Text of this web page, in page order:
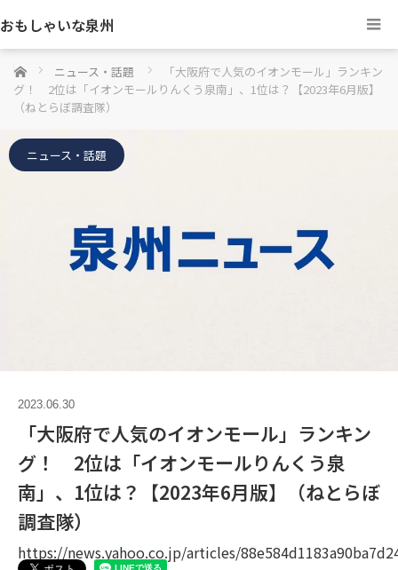
おもしゃいな泉州
ホーム ニュース・話題
「大阪府で人気のイオンモール」ランキン
グ！ 2位は「イオンモールりんくう泉南」、1位は？【2023年6月版】
（ねとらぼ調査隊）
ニュース・話題
2023.06.30
「大阪府で人気のイオンモール」ランキン
グ！ 2位は「イオンモールりんくう泉
南」、1位は？【2023年6月版】（ねとらぼ
調査隊）
https://news.yahoo.co.jp/articles/